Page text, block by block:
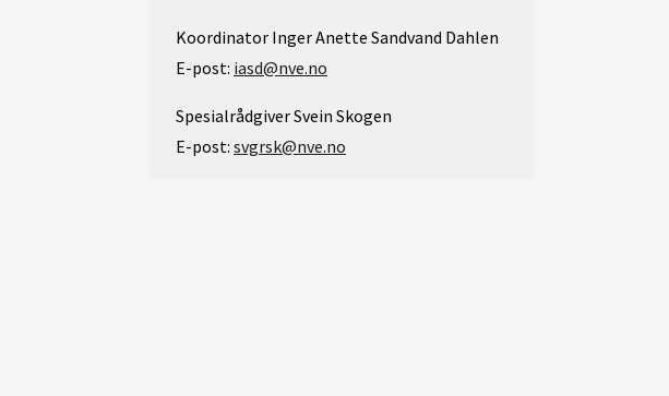
Koordinator Inger Anette Sandvand Dahlen
E-post: iasd@nve.no
Spesialrådgiver Svein Skogen
E-post: svgrsk@nve.no